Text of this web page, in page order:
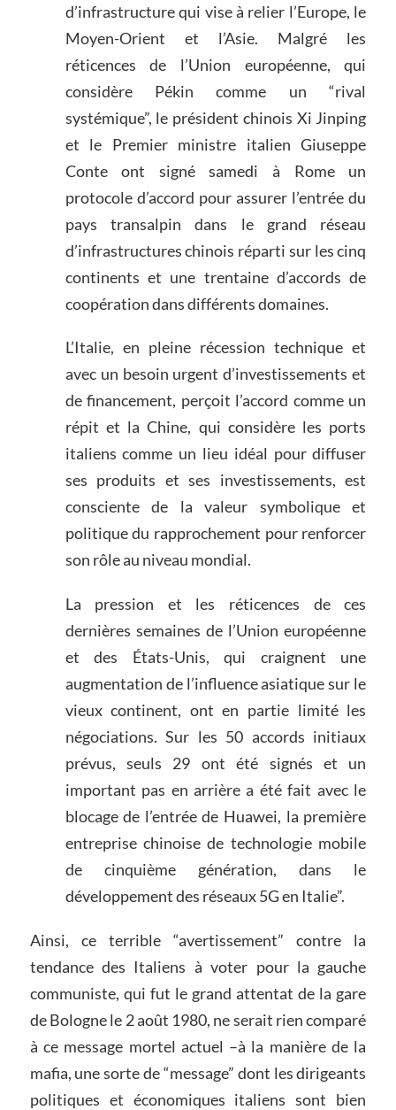
d’infrastructure qui vise à relier l’Europe, le
Moyen-Orient et l’Asie. Malgré les
réticences de l’Union européenne, qui
considère Pékin comme un “rival
systémique”, le président chinois Xi Jinping
et le Premier ministre italien Giuseppe
Conte ont signé samedi à Rome un
protocole d’accord pour assurer l’entrée du
pays transalpin dans le grand réseau
d’infrastructures chinois réparti sur les cinq
continents et une trentaine d’accords de
coopération dans différents domaines.
L’Italie, en pleine récession technique et
avec un besoin urgent d’investissements et
de financement, perçoit l’accord comme un
répit et la Chine, qui considère les ports
italiens comme un lieu idéal pour diffuser
ses produits et ses investissements, est
consciente de la valeur symbolique et
politique du rapprochement pour renforcer
son rôle au niveau mondial.
La pression et les réticences de ces
dernières semaines de l’Union européenne
et des États-Unis, qui craignent une
augmentation de l’influence asiatique sur le
vieux continent, ont en partie limité les
négociations. Sur les 50 accords initiaux
prévus, seuls 29 ont été signés et un
important pas en arrière a été fait avec le
blocage de l’entrée de Huawei, la première
entreprise chinoise de technologie mobile
de cinquième génération, dans le
développement des réseaux 5G en Italie”.
Ainsi, ce terrible “avertissement” contre la
tendance des Italiens à voter pour la gauche
communiste, qui fut le grand attentat de la gare
de Bologne le 2 août 1980, ne serait rien comparé
à ce message mortel actuel –à la manière de la
mafia, une sorte de “message” dont les dirigeants
politiques et économiques italiens sont bien